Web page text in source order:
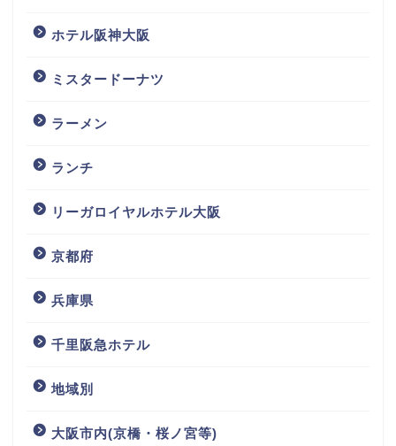
ホテル阪神大阪
ミスタードーナツ
ラーメン
ランチ
リーガロイヤルホテル大阪
京都府
兵庫県
千里阪急ホテル
地域別
大阪市内(京橋・桜ノ宮等)